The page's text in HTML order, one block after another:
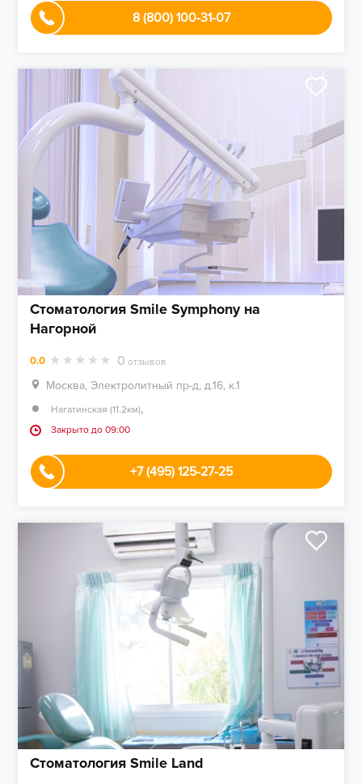
8 (800) 100-31-07
Стоматология Smile Symphony на
Нагорной
0.0 0 отзывов
Москва, Электролитный пр-д, д.16, к.1
Нагатинская (11.2км),
Закрыто до 09:00
+7 (495) 125-27-25
Стоматология Smile Land